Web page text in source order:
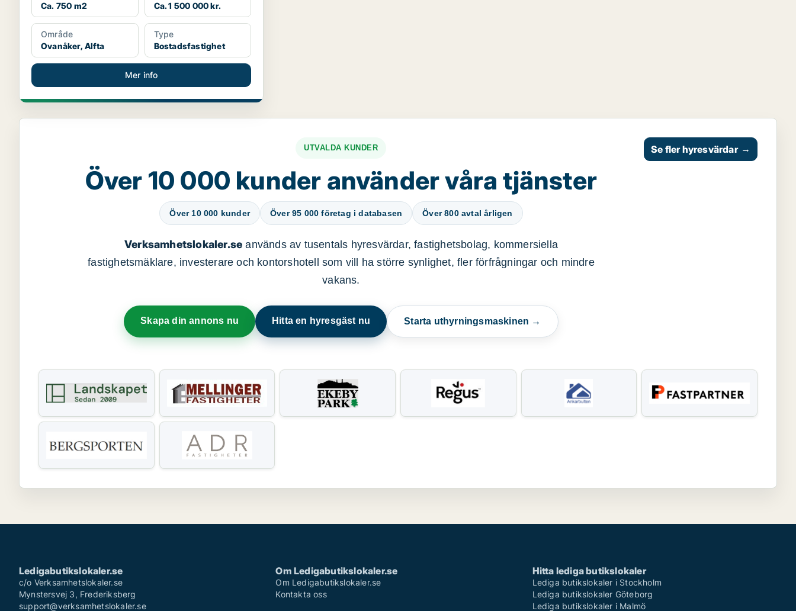
Ca. 750 m2
Ca. 1 500 000 kr.
Område
Ovanåker, Alfta
Type
Bostadsfastighet
Mer info
UTVALDA KUNDER
Över 10 000 kunder använder våra tjänster
Över 10 000 kunder Över 95 000 företag i databasen Över 800 avtal årligen
Verksamhetslokaler.se används av tusentals hyresvärdar, fastighetsbolag, kommersiella
fastighetsmäklare, investerare och kontorshotell som vill ha större synlighet, fler förfrågningar och mindre
vakans.
Skapa din annons nu Hitta en hyresgäst nu Starta uthyrningsmaskinen →
Se fler hyresvärdar →
Ledigabutikslokaler.se
c/o Verksamhetslokaler.se
Mynstersvej 3, Frederiksberg
support@verksamhetslokaler.se
Om Ledigabutikslokaler.se
Om Ledigabutikslokaler.se
Kontakta oss
Hitta lediga butikslokaler
Lediga butikslokaler i Stockholm
Lediga butikslokaler Göteborg
Lediga butikslokaler i Malmö